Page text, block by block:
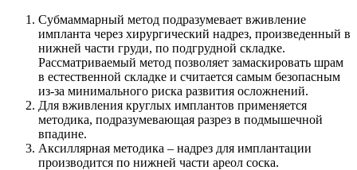
Субмаммарный метод подразумевает вживление
импланта через хирургический надрез, произведенный в
нижней части груди, по подгрудной складке.
Рассматриваемый метод позволяет замаскировать шрам
в естественной складке и считается самым безопасным
из-за минимального риска развития осложнений.
Для вживления круглых имплантов применяется
методика, подразумевающая разрез в подмышечной
впадине.
Аксиллярная методика – надрез для имплантации
производится по нижней части ареол соска.